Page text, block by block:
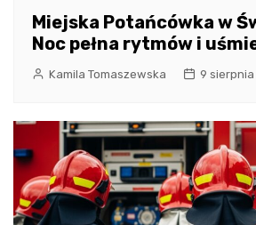
Miejska Potańcówka w
Noc pełna rytmów i
Kamila Tomaszewska 9